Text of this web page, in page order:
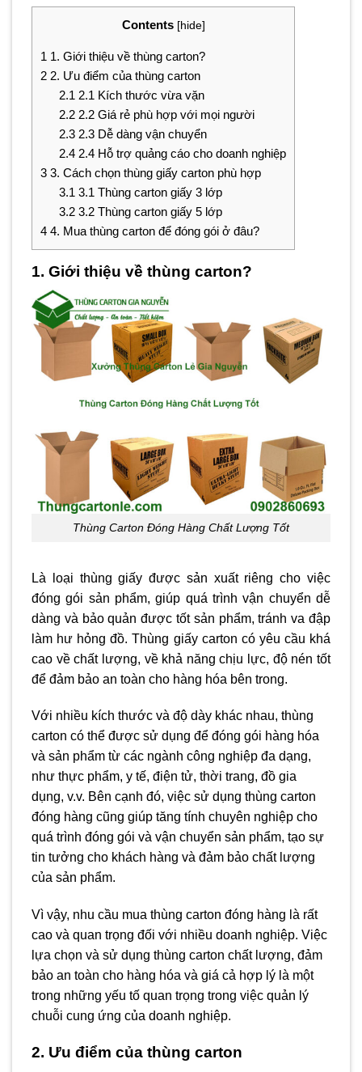
Contents [hide]
1 1. Giới thiệu về thùng carton?
2 2. Ưu điểm của thùng carton
2.1 2.1 Kích thước vừa vặn
2.22.2 Giá rẻ phù hợp với mọi người
2.32.3 Dễ dàng vận chuyển
2.42.4 Hỗ trợ quảng cáo cho doanh nghiệp
3 3. Cách chọn thùng giấy carton phù hợp
3.1 3.1 Thùng carton giấy 3 lớp
3.23.2 Thùng carton giấy 5 lớp
4 4. Mua thùng carton để đóng gói ở đâu?
1. Giới thiệu về thùng carton?
Thùng Carton Đóng Hàng Chất Lượng Tốt
Là loại thùng giấy được sản xuất riêng cho việc
đóng gói sản phẩm, giúp quá trình vận chuyển dễ
dàng và bảo quản được tốt sản phẩm, tránh va đập
làm hư hỏng đồ. Thùng giấy carton có yêu cầu khá
cao về chất lượng, về khả năng chịu lực, độ nén tốt
để đảm bảo an toàn cho hàng hóa bên trong.
Với nhiều kích thước và độ dày khác nhau, thùng
carton có thể được sử dụng để đóng gói hàng hóa
và sản phẩm từ các ngành công nghiệp đa dạng,
như thực phẩm, y tế, điện tử, thời trang, đồ gia
dụng, v.v. Bên cạnh đó, việc sử dụng thùng carton
đóng hàng cũng giúp tăng tính chuyên nghiệp cho
quá trình đóng gói và vận chuyển sản phẩm, tạo sự
tin tưởng cho khách hàng và đảm bảo chất lượng
của sản phẩm.
Vì vậy, nhu cầu mua thùng carton đóng hàng là rất
cao và quan trọng đối với nhiều doanh nghiệp. Việc
lựa chọn và sử dụng thùng carton chất lượng, đảm
bảo an toàn cho hàng hóa và giá cả hợp lý là một
trong những yếu tố quan trọng trong việc quản lý
chuỗi cung ứng của doanh nghiệp.
2. Ưu điểm của thùng carton